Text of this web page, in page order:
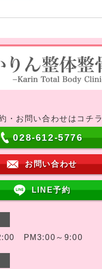
・お問い合わせはコチラ
028-612-5776
お問い合わせ
LINE予約
PM3:00～9:00